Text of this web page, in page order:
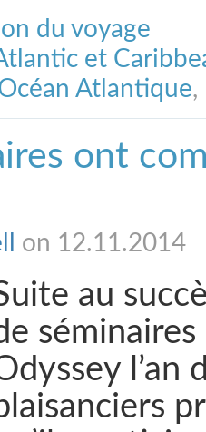
du voyage
et
Atlantique,
ont
on 12.11.2014
au
séminaires
l’an